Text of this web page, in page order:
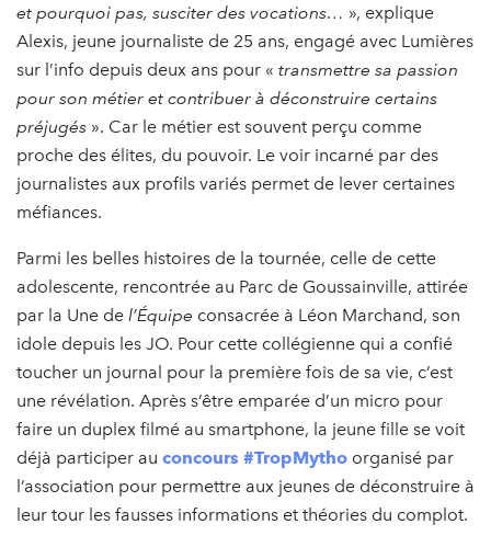
et pourquoi pas, susciter des vocations… », explique
Alexis, jeune journaliste de 25 ans, engagé avec Lumières
sur l’info depuis deux ans pour « transmettre sa passion
pour son métier et contribuer à déconstruire certains
préjugés ». Car le métier est souvent perçu comme
proche des élites, du pouvoir. Le voir incarné par des
journalistes aux profils variés permet de lever certaines
méfiances.
Parmi les belles histoires de la tournée, celle de cette
adolescente, rencontrée au Parc de Goussainville, attirée
par la Une de l’Équipe consacrée à Léon Marchand, son
idole depuis les JO. Pour cette collégienne qui a confié
toucher un journal pour la première fois de sa vie, c’est
une révélation. Après s’être emparée d’un micro pour
faire un duplex filmé au smartphone, la jeune fille se voit
déjà participer au concours #TropMytho organisé par
l’association pour permettre aux jeunes de déconstruire à
leur tour les fausses informations et théories du complot.